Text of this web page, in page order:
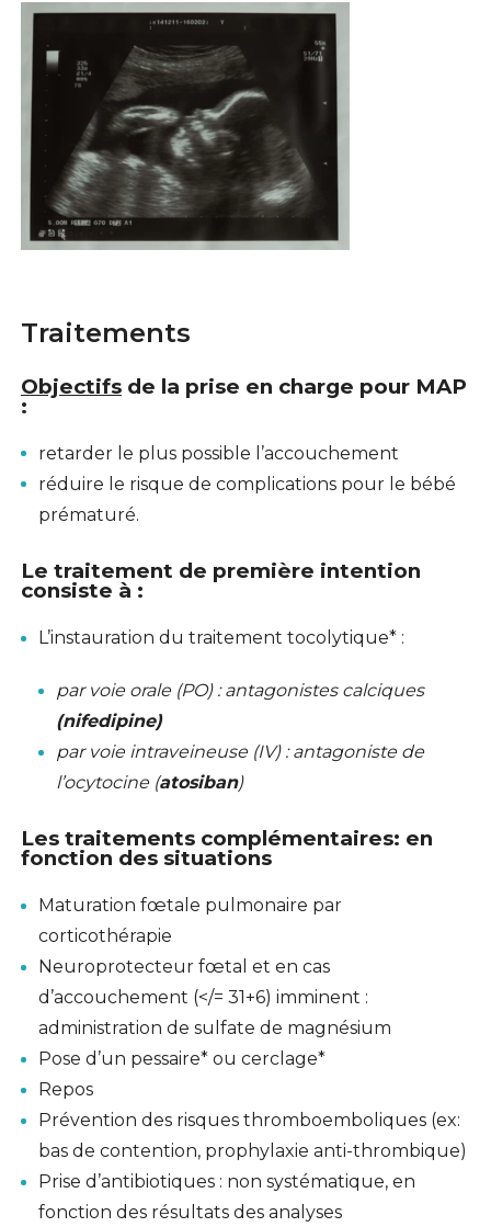
Traitements
Objectifsde la prise en charge pour MAP
:
retarder le plus possible l’accouchement
réduire le risque de complications pour le bébé
prématuré.
Le traitement de première intention
consiste à :
L’instauration du traitement tocolytique* :
par voie orale (PO) : antagonistes calciques
(nifedipine)
par voie intraveineuse (IV) : antagoniste de
l’ocytocine (atosiban)
Les traitements complémentaires: en
fonction des situations
Maturation fœtale pulmonaire par
corticothérapie
Neuroprotecteur fœtal et en cas
d’accouchement (</= 31+6) imminent :
administration de sulfate de magnésium
Pose d’un pessaire* ou cerclage*
Repos
Prévention des risques thromboemboliques (ex:
bas de contention, prophylaxie anti-thrombique)
Prise d’antibiotiques : non systématique, en
fonction des résultats des analyses